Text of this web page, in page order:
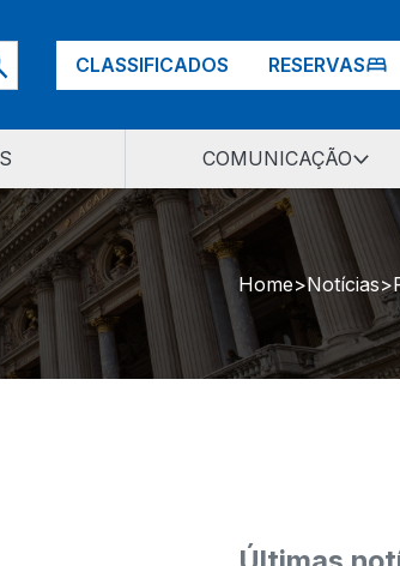
CLASSIFICADOS RESERVAS
COMUNICAÇÃO
Home Notícias